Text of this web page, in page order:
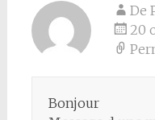
De
20
Bonjour